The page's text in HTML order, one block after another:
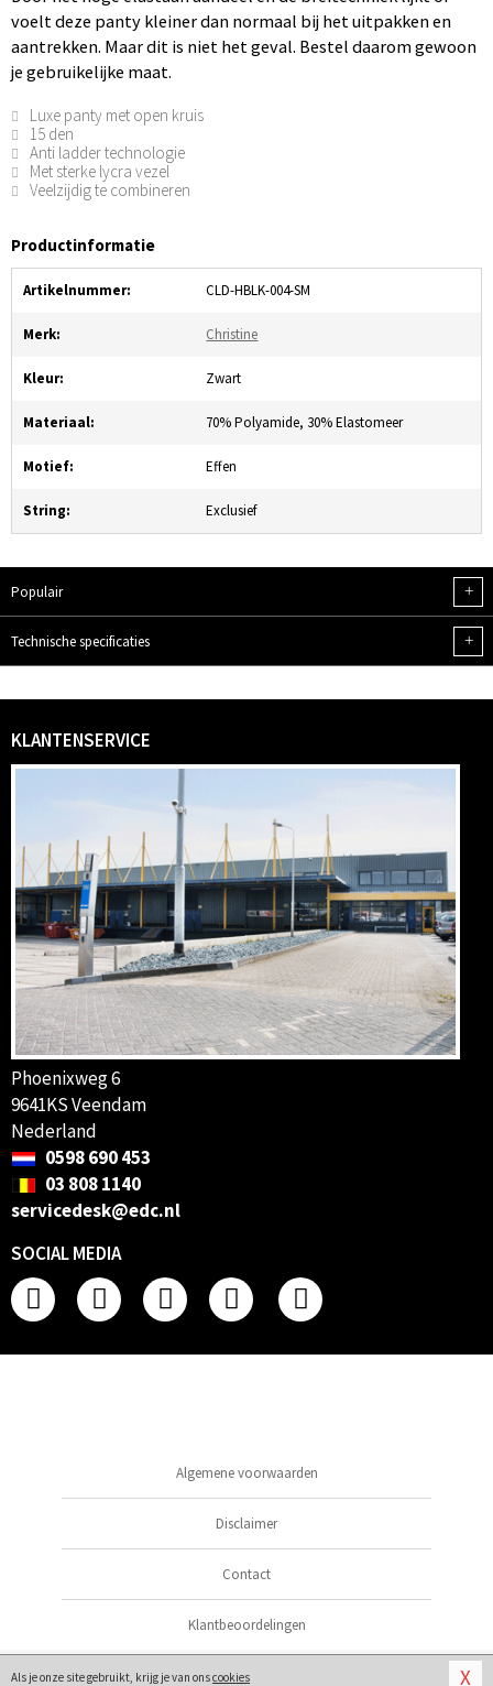
voelt deze panty kleiner dan normaal bij het uitpakken en
aantrekken. Maar dit is niet het geval. Bestel daarom gewoon
je gebruikelijke maat.
Luxe panty met open kruis
15 den
Anti ladder technologie
Met sterke lycra vezel
Veelzijdig te combineren
Productinformatie
Artikelnummer: CLD-HBLK-004-SM
Merk: Christine
Kleur: Zwart
Materiaal: 70% Polyamide, 30% Elastomeer
Motief: Effen
String: Exclusief
Populair +
Technische specificaties +
KLANTENSERVICE
Phoenixweg 6
9641KS Veendam
Nederland
0598 690 453
03 808 1140
servicedesk@edc.nl
SOCIAL MEDIA
Algemene voorwaarden
Disclaimer
Contact
Klantbeoordelingen
© 2026Erotische Lingerie X
Als je onze site gebruikt, krijg je van onscookies